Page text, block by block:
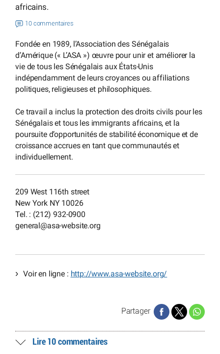
africains.
10 commentaires
Fondée en 1989, l’Association des Sénégalais
d’Amérique (« L’ASA ») œuvre pour unir et améliorer la
vie de tous les Sénégalais aux États-Unis
indépendamment de leurs croyances ou affiliations
politiques, religieuses et philosophiques.
Ce travail a inclus la protection des droits civils pour les
Sénégalais et tous les immigrants africains, et la
poursuite d’opportunités de stabilité économique et de
croissance accrues en tant que communautés et
individuellement.
209 West 116th street
New York NY 10026
Tel. : (212) 932-0900
general @asa-website.org
Voir en ligne : http://www.asa-website.org/
Partager
Lire 10 commentaires